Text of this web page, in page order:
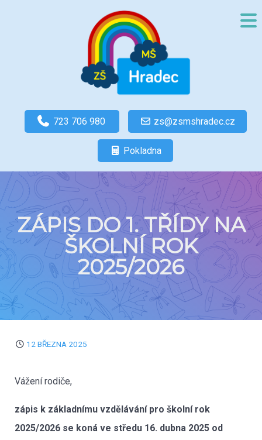
723 706 980 zs@zsmshradec.cz
Pokladna
ZÁPIS DO 1. TŘÍDY NA
ŠKOLNÍ ROK
2025/2026
12 BŘEZNA 2025
Vážení rodiče,
zápis k základnímu vzdělávání pro školní rok
2025/2026 se koná ve středu 16. dubna 2025 od